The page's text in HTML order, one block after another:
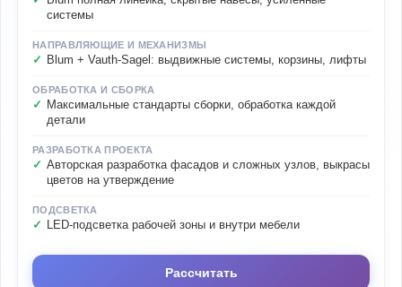
системы
НАПРАВЛЯЮЩИЕ И МЕХАНИЗМЫ
Blum + Vauth-Sagel: выдвижные системы, корзины, лифты
ОБРАБОТКА И СБОРКА
Максимальные стандарты сборки, обработка каждой
детали
РАЗРАБОТКА ПРОЕКТА
Авторская разработка фасадов и сложных узлов, выкрасы
цветов на утверждение
ПОДСВЕТКА
LED-подсветка рабочей зоны и внутри мебели
Рассчитать